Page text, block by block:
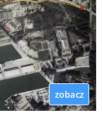
zobacz